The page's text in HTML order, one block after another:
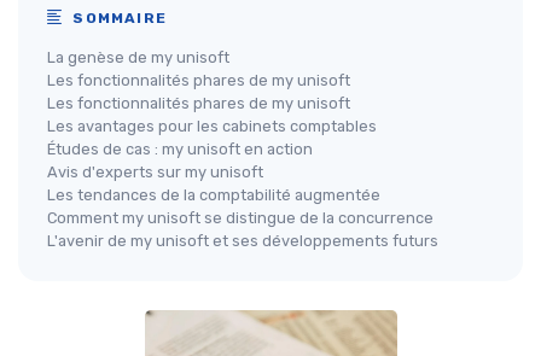
SOMMAIRE
La genèse de my unisoft
Les fonctionnalités phares de my unisoft
Les fonctionnalités phares de my unisoft
Les avantages pour les cabinets comptables
Études de cas : my unisoft en action
Avis d'experts sur my unisoft
Les tendances de la comptabilité augmentée
Comment my unisoft se distingue de la concurrence
L'avenir de my unisoft et ses développements futurs